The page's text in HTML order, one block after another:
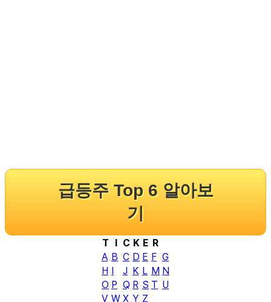
급등주 Top 6 알아보
기
T C K E R
A B C D E F G
H
J K L M N
O P Q R S T U
V W X Y Z